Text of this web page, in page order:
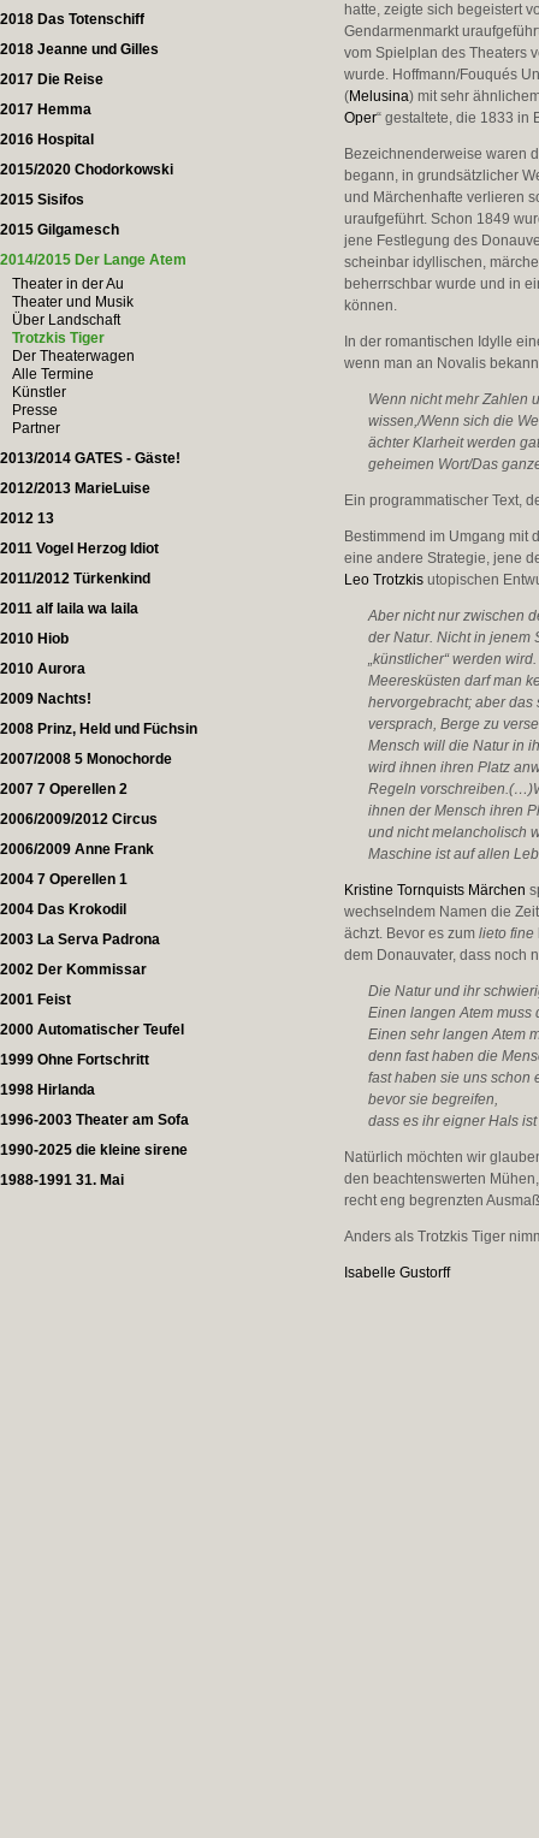
2018 Das Totenschiff
2018 Jeanne und Gilles
2017 Die Reise
2017 Hemma
2016 Hospital
2015/2020 Chodorkowski
2015 Sisifos
2015 Gilgamesch
2014/2015 Der Lange Atem
Theater in der Au
Theater und Musik
Über Landschaft
Trotzkis Tiger
Der Theaterwagen
Alle Termine
Künstler
Presse
Partner
2013/2014 GATES - Gäste!
2012/2013 MarieLuise
2012 13
2011 Vogel Herzog Idiot
2011/2012 Türkenkind
2011 alf laila wa laila
2010 Hiob
2010 Aurora
2009 Nachts!
2008 Prinz, Held und Füchsin
2007/2008 5 Monochorde
2007 7 Operellen 2
2006/2009/2012 Circus
2006/2009 Anne Frank
2004 7 Operellen 1
2004 Das Krokodil
2003 La Serva Padrona
2002 Der Kommissar
2001 Feist
2000 Automatischer Teufel
1999 Ohne Fortschritt
1998 Hirlanda
1996-2003 Theater am Sofa
1990-2025 die kleine sirene
1988-1991 31. Mai
hatte, zeigte sich begeistert
Gendarmenmarkt
vom Spielplan des Theaters
wurde. Hoffmann/Fouqués
(Melusina) mit sehr
Oper“ gestaltete, die 1833 in
Bezeichnenderweise waren
begann, in grundsätzlicher
und Märchenhafte verlieren
uraufgeführt. Schon 1849
jene Festlegung des
scheinbar idyllischen,
beherrschbar wurde und in
können.
In der romantischen Idylle
wenn man an Novalis
Wenn nicht mehr Zahlen
wissen,/Wenn sich die
ächter Klarheit werden
geheimen Wort/Das
Ein programmatischer Text,
Bestimmend im Umgang mit
eine andere Strategie, jene
Leo Trotzkis utopischen
Aber nicht nur zwischen
der Natur. Nicht in jenem
„künstlicher“ werden
Meeresküsten darf man
hervorgebracht; aber das
versprach, Berge zu
Mensch will die Natur in
wird ihnen ihren Platz
Regeln
ihnen der Mensch ihren
und nicht melancholisch
Maschine ist auf allen
Kristine Tornquists Märchen
wechselndem Namen die
ächzt. Bevor es zumlieto fine
dem Donauvater, dass noch
Die Natur und ihr
Einen langen Atem muss
Einen sehr langen Atem
denn fast haben die
fast haben sie uns schon
bevor sie begreifen,
dass es ihr eigner Hals
Natürlich möchten wir
den beachtenswerten
recht eng begrenzten
Anders als Trotzkis Tiger
Isabelle Gustorff